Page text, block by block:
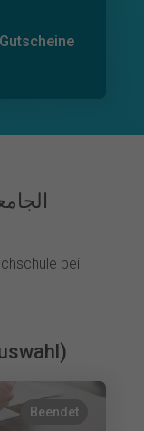
Spenden
bei
Beendet